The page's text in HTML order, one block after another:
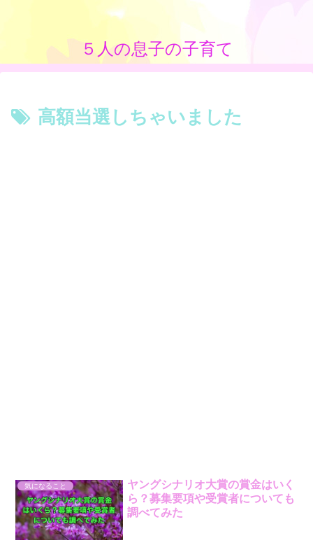
５人の息子の子育て
高額当選しちゃいました
気になること
ヤングシナリオ大賞の賞金はいく
ら？募集要項や受賞者についても
調べてみた